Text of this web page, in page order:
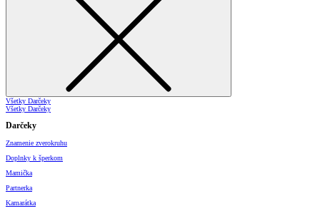
Všetky Darčeky
Všetky Darčeky
Darčeky
Znamenie zverokruhu
Doplnky k šperkom
Mamička
Partnerka
Kamarátka